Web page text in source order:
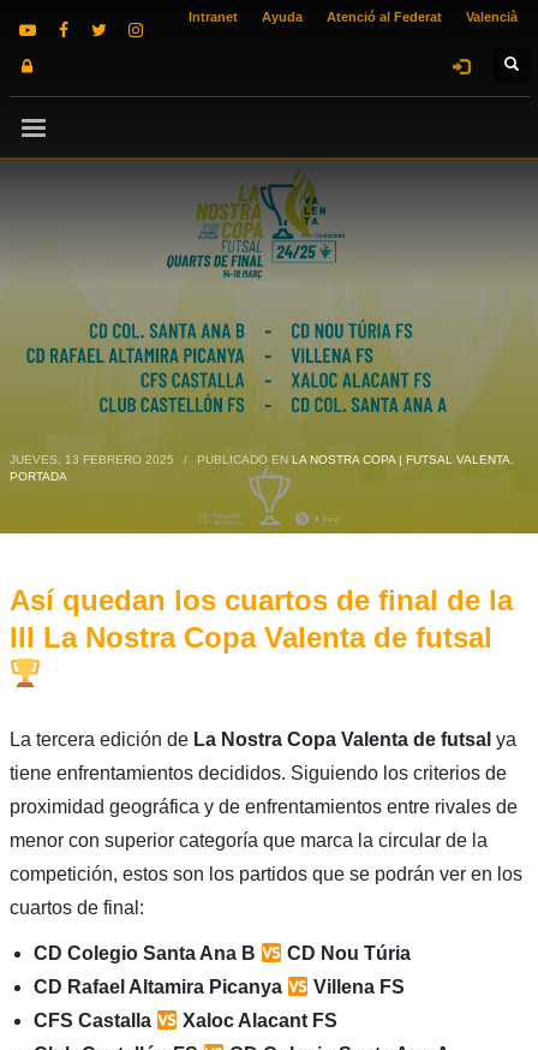
Intranet Ayuda Atenció al Federat Valencià
JUEVES, 13 FEBRERO 2025 / PUBLICADO EN LA NOSTRA COPA | FUTSAL VALENTA
PORTADA
Así quedan los cuartos de final de la
III La Nostra Copa Valenta de futsal
La tercera edición de La Nostra Copa Valenta de futsal ya
tiene enfrentamientos decididos. Siguiendo los criterios de
proximidad geográfica y de enfrentamientos entre rivales de
menor con superior categoría que marca la circular de la
competición, estos son los partidos que se podrán ver en los
cuartos de final:
CD Colegio Santa Ana B
CD Nou Túria
CD Rafael Altamira Picanya
Villena FS
CFS Castalla
Xaloc Alacant FS